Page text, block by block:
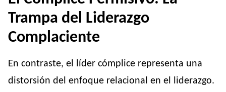
Trampa del Liderazgo
Complaciente
En contraste, el líder cómplice representa una
distorsión del enfoque relacional en el liderazgo.